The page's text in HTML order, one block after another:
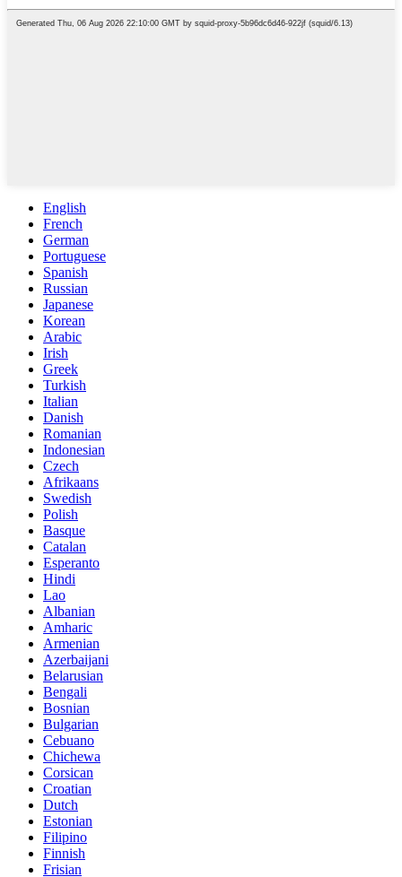
English
French
German
Portuguese
Spanish
Russian
Japanese
Korean
Arabic
Irish
Greek
Turkish
Italian
Danish
Romanian
Indonesian
Czech
Afrikaans
Swedish
Polish
Basque
Catalan
Esperanto
Hindi
Lao
Albanian
Amharic
Armenian
Azerbaijani
Belarusian
Bengali
Bosnian
Bulgarian
Cebuano
Chichewa
Corsican
Croatian
Dutch
Estonian
Filipino
Finnish
Frisian